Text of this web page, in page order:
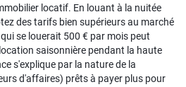
locatif. En louant à la nuitée
des tarifs bien supérieurs au marché
se louerait 500 € par mois peut
saisonnière pendant la haute
s'explique par la nature de la
d'affaires) prêts à payer plus pour